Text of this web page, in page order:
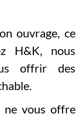
ouvrage, ce
H&K, nous
offrir des
ne vous offre